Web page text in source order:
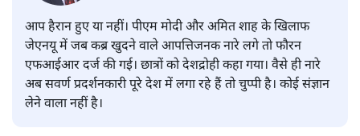
आप हैरान हुए या नहीं। पीएम मोदी और अमित शाह के खिलाफ
जेएनयू में जब कब्र खुदने वाले आपत्तिजनक नारे लगे तो फौरन
एफआईआर दर्ज की गई। छात्रों को देशद्रोही कहा गया। वैसे ही नारे
अब सवर्ण प्रदर्शनकारी पूरे देश में लगा रहे हैं तो चुप्पी है। कोई संज्ञान
लेने वाला नहीं है।